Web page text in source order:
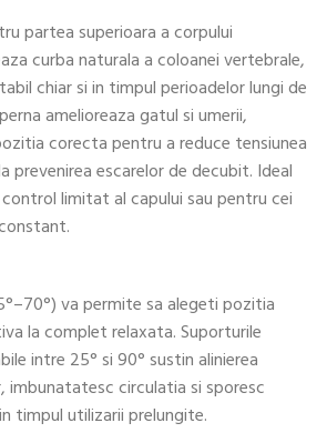
partea superioara a corpului
curba naturala a coloanei vertebrale,
chiar si in timpul perioadelor lungi de
amelioreaza gatul si umerii,
corecta pentru a reduce tensiunea
prevenirea escarelor de decubit. Ideal
limitat al capului sau pentru cei
va permite sa alegeti pozitia
la complet relaxata. Suporturile
intre 25° si 90° sustin alinierea
imbunatatesc circulatia si sporesc
timpul utilizarii prelungite.